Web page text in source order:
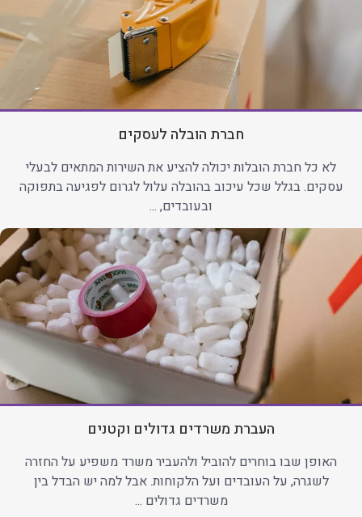
חברת הובלה לעסקים
לא כל חברת הובלות יכולה להציע את השירות המתאים לבעלי
עסקים. בגלל שכל עיכוב בהובלה עלול לגרום לפגיעה בתפוקה
ובעובדים, ...
העברת משרדים גדולים וקטנים
האופן שבו בוחרים להוביל ולהעביר משרד משפיע על החזרה
לשגרה, על העובדים ועל הלקוחות. אבל למה יש הבדל בין
משרדים גדולים ...